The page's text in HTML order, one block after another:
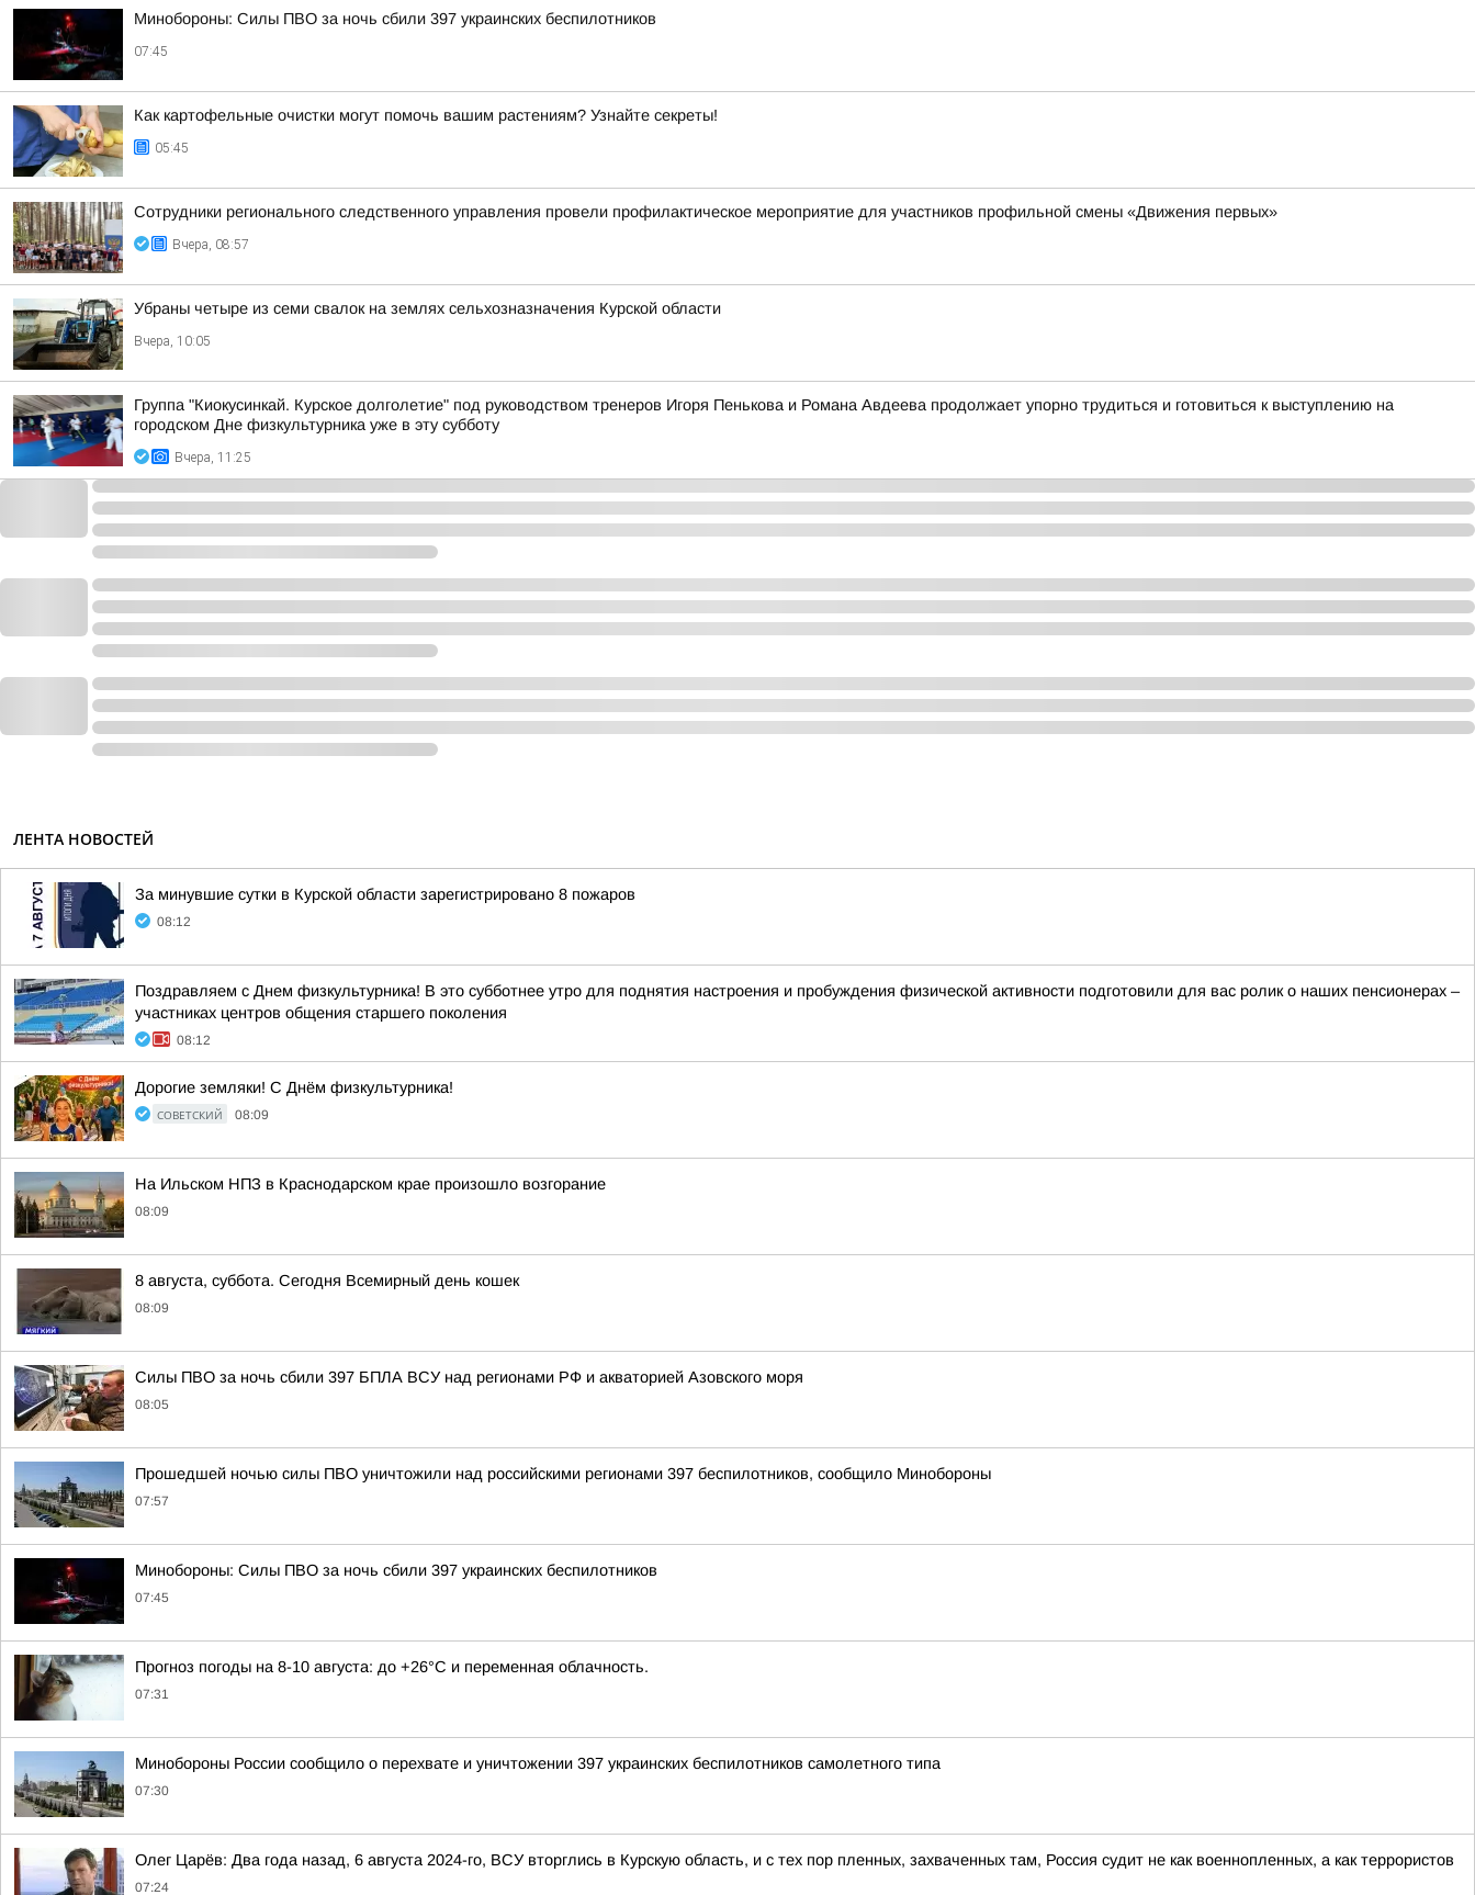
Минобороны: Силы ПВО за ночь сбили 397 украинских беспилотников
07:45
Как картофельные очистки могут помочь вашим растениям? Узнайте секреты!
05:45
Сотрудники регионального следственного управления провели профилактическое мероприятие для участников профильной смены «Движения первых»
Вчера, 08:57
Убраны четыре из семи свалок на землях сельхозназначения Курской области
Вчера, 10:05
Группа "Киокусинкай. Курское долголетие" под руководством тренеров Игоря Пенькова и Романа Авдеева продолжает упорно трудиться и готовиться к выступлению на
городском Дне физкультурника уже в эту субботу
Вчера, 11:25
ЛЕНТА НОВОСТЕЙ
За минувшие сутки в Курской области зарегистрировано 8 пожаров
08:12
Поздравляем с Днем физкультурника! В это субботнее утро для поднятия настроения и пробуждения физической активности подготовили для вас ролик о наших пенсионерах –
участниках центров общения старшего поколения
08:12
Дорогие земляки! С Днём физкультурника!
СОВЕТСКИЙ 08:09
На Ильском НПЗ в Краснодарском крае произошло возгорание
08:09
8 августа, суббота. Сегодня Всемирный день кошек
08:09
Силы ПВО за ночь сбили 397 БПЛА ВСУ над регионами РФ и акваторией Азовского моря
08:05
Прошедшей ночью силы ПВО уничтожили над российскими регионами 397 беспилотников, сообщило Минобороны
07:57
Минобороны: Силы ПВО за ночь сбили 397 украинских беспилотников
07:45
Прогноз погоды на 8-10 августа: до +26°C и переменная облачность.
07:31
Минобороны России сообщило о перехвате и уничтожении 397 украинских беспилотников самолетного типа
07:30
Олег Царёв: Два года назад, 6 августа 2024-го, ВСУ вторглись в Курскую область, и с тех пор пленных, захваченных там, Россия судит не как военнопленных, а как террористов
07:24